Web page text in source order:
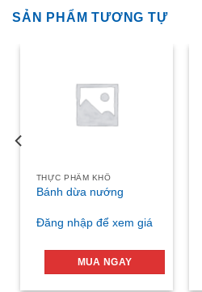
SẢN PHẨM TƯƠNG TỰ
THỰC PHẨM KHÔ
Bánh dừa nướng
Đăng nhập để xem giá
MUA NGAY